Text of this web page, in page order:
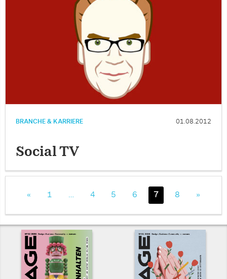
BRANCHE & KARRIERE 01.08.2012
Social TV
« 1 4 5 6 7 8 »